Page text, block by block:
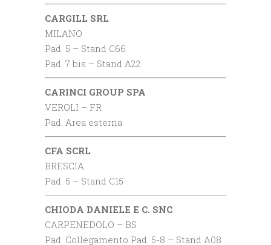
CARGILL SRL
MILANO
Pad. 5 – Stand C66
Pad. 7 bis – Stand A22
CARINCI GROUP SPA
VEROLI – FR
Pad. Area esterna
CFA SCRL
BRESCIA
Pad. 5 – Stand C15
CHIODA DANIELE E C. SNC
CARPENEDOLO – BS
Pad. Collegamento Pad. 5-8 – Stand A08